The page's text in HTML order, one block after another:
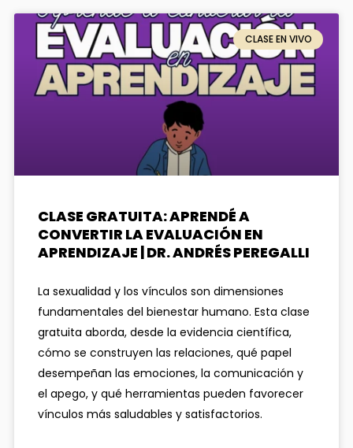
CLASE EN VIVO
CLASE GRATUITA: APRENDÉ A
CONVERTIR LA EVALUACIÓN EN
APRENDIZAJE | DR. ANDRÉS PEREGALLI
La sexualidad y los vínculos son dimensiones
fundamentales del bienestar humano. Esta clase
gratuita aborda, desde la evidencia científica,
cómo se construyen las relaciones, qué papel
desempeñan las emociones, la comunicación y
el apego, y qué herramientas pueden favorecer
vínculos más saludables y satisfactorios.